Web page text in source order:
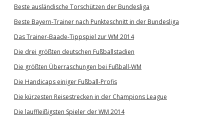
Beste ausländische Torschützen der Bundesliga
Beste Bayern-Trainer nach Punkteschnitt in der Bundesliga
Das Trainer-Baade-Tippspiel zur WM 2014
Die drei größten deutschen Fußballstadien
Die größten Überraschungen bei Fußball-WM
Die Handicaps einiger Fußball-Profis
Die kürzesten Reisestrecken in der Champions League
Die lauffleißigsten Spieler der WM 2014